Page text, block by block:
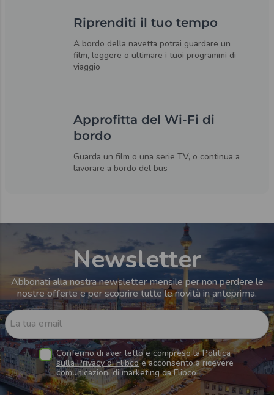
Riprenditi il tuo tempo
A bordo della navetta potrai guardare un
film, leggere o ultimare i tuoi programmi di
viaggio
Approfitta del Wi-Fi di
bordo
Guarda un film o una serie TV, o continua a
lavorare a bordo del bus
Newsletter
Abbonati alla nostra newsletter mensile per non perdere le
nostre offerte e per scoprire tutte le novità in anteprima.
La tua email
Confermo di aver letto e compreso laPolitica
sulla Privacy di Flibcoe acconsento a ricevere
comunicazioni di marketing da Flibco